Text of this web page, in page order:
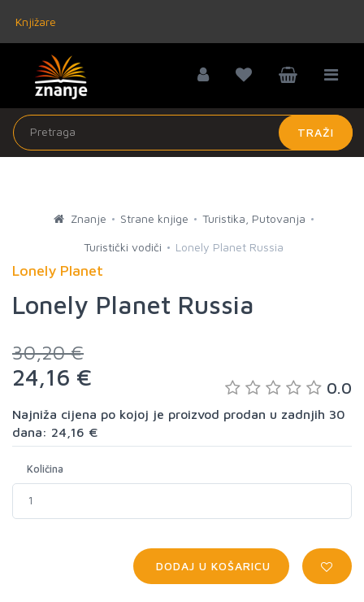
Knjižare
TRAŽI
Znanje Strane knjige Turistika, Putovanja
Turistički vodiči Lonely Planet Russia
Lonely Planet
Lonely Planet Russia
30,20 €
24,16 € 0.0
Najniža cijena po kojoj je proizvod prodan u zadnjih 30
dana: 24,16 €
Količina
DODAJ U KOŠARICU